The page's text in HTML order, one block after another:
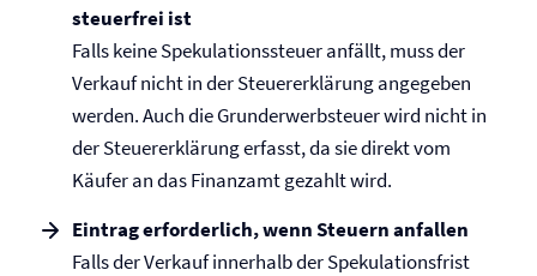
steuerfrei ist
Falls keine Spekulationssteuer anfällt, muss der
Verkauf nicht in der Steuererklärung angegeben
werden. Auch die Grunderwerbsteuer wird nicht in
der Steuererklärung erfasst, da sie direkt vom
Käufer an das Finanzamt gezahlt wird.
Eintrag erforderlich, wenn Steuern anfallen
Falls der Verkauf innerhalb der Spekulationsfrist